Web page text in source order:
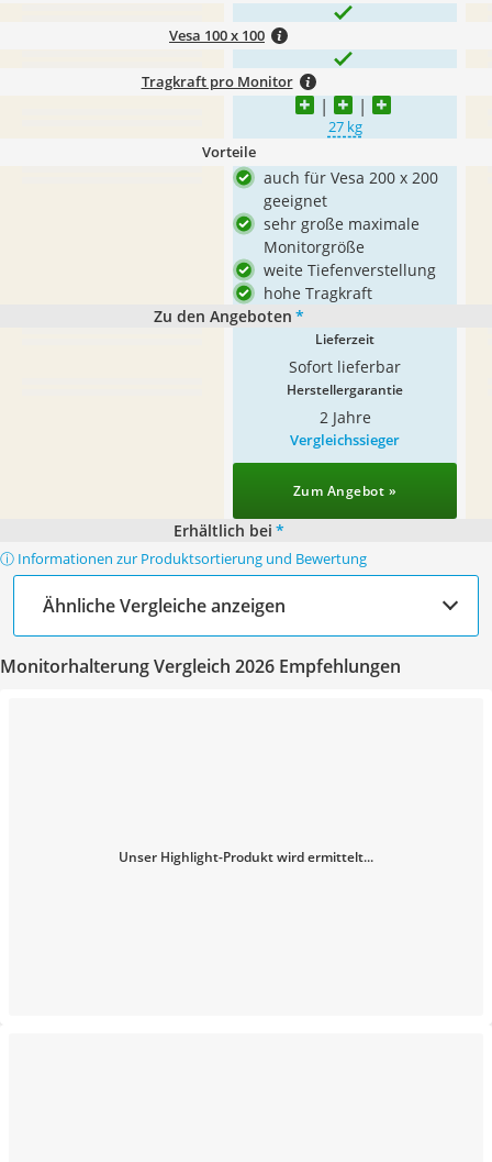
Vesa 100 x 100
Tragkraft pro Monitor
27 kg
Vorteile
auch für Vesa 200 x 200
geeignet
sehr große maximale
Monitorgröße
weite Tiefenverstellung
hohe Tragkraft
Zu den Angeboten *
Lieferzeit
Sofort lieferbar
Herstellergarantie
2 Jahre
Vergleichssieger
Zum Angebot »
Erhältlich bei *
ⓘ Informationen zur Produktsortierung und Bewertung
Ähnliche Vergleiche anzeigen
Monitorhalterung Vergleich 2026 Empfehlungen
Unser Highlight-Produkt wird ermittelt...